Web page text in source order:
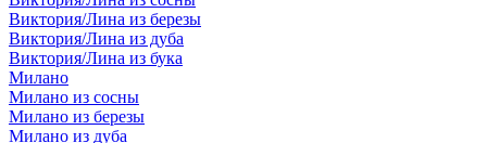
Виктория/Лина из березы
Виктория/Лина из дуба
Виктория/Лина из бука
Милано
Милано из сосны
Милано из березы
Милано из дуба